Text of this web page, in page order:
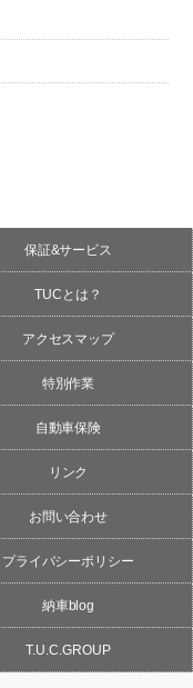
保証&サービス
TUCとは？
アクセスマップ
特別作業
自動車保険
リンク
お問い合わせ
プライバシーポリシー
納車blog
T.U.C.GROUP